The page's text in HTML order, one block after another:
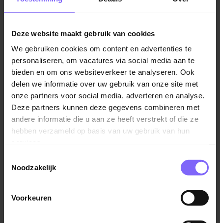
Deze website maakt gebruik van cookies
We gebruiken cookies om content en advertenties te
personaliseren, om vacatures via social media aan te
bieden en om ons websiteverkeer te analyseren. Ook
delen we informatie over uw gebruik van onze site met
onze partners voor social media, adverteren en analyse.
Deze partners kunnen deze gegevens combineren met
andere informatie die u aan ze heeft verstrekt of die ze
hebben verzameld op basis van uw gebruik van hun
Noodzakelijk
Voorkeuren
Vacatures in America|Vacatures in Noord Limburg|
Vergelijkbare vacatures
Allround Stagiair(e) Kids &
Entertainment (vanaf september)
Center Parcs